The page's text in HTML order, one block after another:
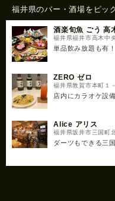
福井県のバー・酒場をピッ
酒楽旬魚 ごう 高
福井県福井市高木中
単品飲み放題も有！
ZERO ゼロ
福井県敦賀市本町１
店内にカラオケ設
Alice アリス
福井県坂井市三国町
ダーツもできる三